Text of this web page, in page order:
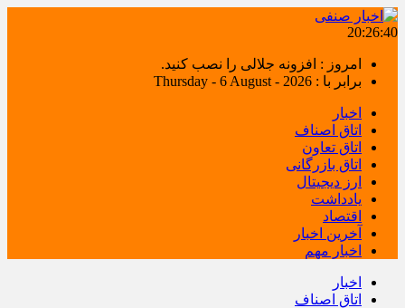
20:26:40
امروز : افزونه جلالی را نصب کنید.
برابر با : Thursday - 6 August - 2026
اخبار
اتاق اصناف
اتاق تعاون
اتاق بازرگانی
ارز دیجیتال
یادداشت
اقتصاد
آخرین اخبار
اخبار مهم
اخبار
اتاق اصناف